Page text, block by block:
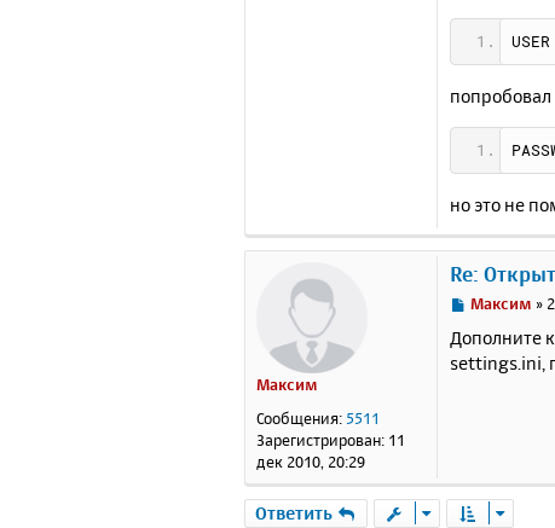
USER
но это не
Максим
Сообщения: 5511
Зарегистрирован: 11
дек 2010, 20:29
Re:
С
о
б
Максим »
Дополните
settings.ini,
Ответить